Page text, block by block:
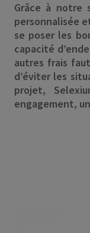
Grâce à notre
personnalisée
se poser les
capacité
autres frais
d’éviter les
projet,
engagement,